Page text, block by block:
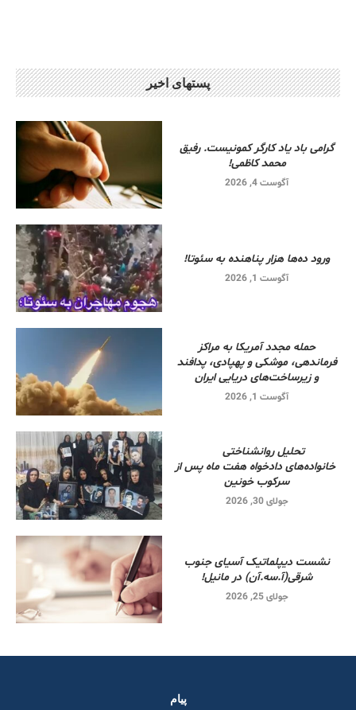
پستهای اخیر
گرامی باد یاد کارگر کمونیست. رفیق
محمد کاظمی!
آگوست 4, 2026
ورود ده‌ها هزار پناهنده به سئوتا!
آگوست 1, 2026
حمله مجدد آمریکا به مراکز
فرماندهی، موشکی و پهپادی، پدافند
و زیرساخت‌های دریایی ایران
آگوست 1, 2026
تحلیل روانشناختی
خانواده‌های دادخواه هفت ماه پس از
سرکوب خونین
جولای 30, 2026
نشست دیپلماتیک آسیای جنوب
شرقی‌(آ.سه.آن) در مانیل!
جولای 25, 2026
پیام